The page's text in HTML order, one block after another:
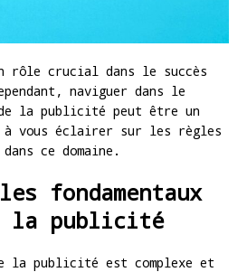
rôle crucial dans le succès
naviguer dans le
la publicité peut être un
vous éclairer sur les règles
ce domaine.
fondamentaux
la publicité
la publicité est complexe et